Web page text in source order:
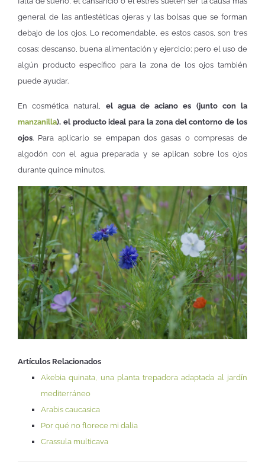
general de las antiestéticas ojeras y las bolsas que se forman
debajo de los ojos. Lo recomendable, es estos casos, son tres
cosas: descanso, buena alimentación y ejercicio; pero el uso de
algún producto específico para la zona de los ojos también
puede ayudar.
En cosmética natural, el agua de aciano es (junto con la
manzanilla), el producto ideal para la zona del contorno de los
ojos. Para aplicarlo se empapan dos gasas o compresas de
algodón con el agua preparada y se aplican sobre los ojos
durante quince minutos.
Artículos Relacionados
Akebia quinata, una planta trepadora adaptada al jardín
mediterráneo
Arabis caucasica
Por qué no florece mi dalia
Crassula multicava